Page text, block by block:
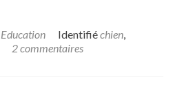
Education Identifiéchien,
2 commentaires